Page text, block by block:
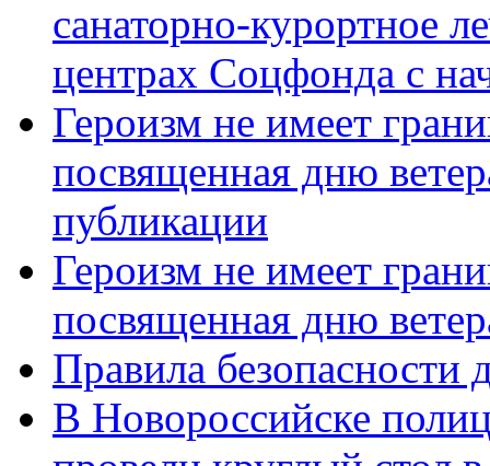
санаторно-курортное
центрах Соцфонда с
Героизм не имеет
посвященная дню
публикации
Героизм не имеет
посвященная дню
Правила безопасности
В Новороссийске